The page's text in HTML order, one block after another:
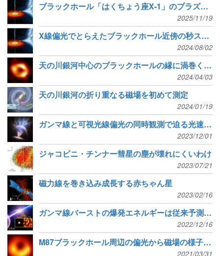
ブラックホール「はくちょう座X-1」のプラズマの形がわかった
2025/11/19
X線偏光でとらえたブラックホール近傍の秒スケール変動
2024/08/02
天の川銀河中心のブラックホールの縁に渦巻く磁場構造を発見
2024/04/03
天の川銀河の折り重なる磁場を初めて測定
2024/01/19
ガンマ線と可視光線偏光の同時観測で迫る光速ジェット
2023/12/01
ジャコビニ・チンナー彗星の塵が壊れにくいわけ
2023/07/21
磁力線を巻き込み成長する赤ちゃん星
2023/02/16
ガンマ線バーストの爆発エネルギーは従来予測の約4倍
2022/12/16
M87ブラックホール周辺の偏光から磁場の様子をとらえた
2021/03/31